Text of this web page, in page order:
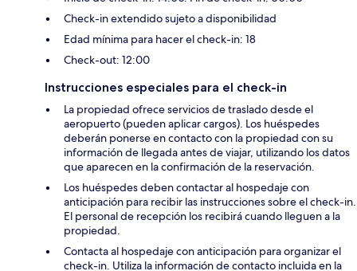
Check-in extendido sujeto a disponibilidad
Edad mínima para hacer el check-in: 18
Check-out: 12:00
Instrucciones especiales para el check-in
La propiedad ofrece servicios de traslado desde el
aeropuerto (pueden aplicar cargos). Los huéspedes
deberán ponerse en contacto con la propiedad con su
información de llegada antes de viajar, utilizando los datos
que aparecen en la confirmación de la reservación.
Los huéspedes deben contactar al hospedaje con
anticipación para recibir las instrucciones sobre el check-in.
El personal de recepción los recibirá cuando lleguen a la
propiedad.
Contacta al hospedaje con anticipación para organizar el
check-in. Utiliza la información de contacto incluida en la